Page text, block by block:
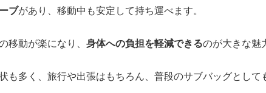
ブがあり、移動中も安定して持ち運べます。
移動が楽になり、 身体への負担を軽減できるのが大きな魅
も多く、旅行や出張はもちろん、普段のサブバッグとして